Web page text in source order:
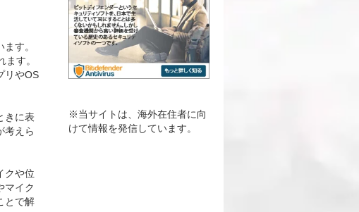
す。
す。
リやOS
きに表
考えら
クや位
マイク
とで解
※当サイトは、海外在住者に向
けて情報を発信しています。